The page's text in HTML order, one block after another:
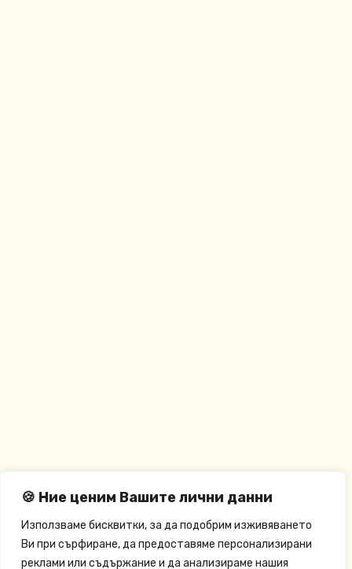
🍪 Ние ценим Вашите лични данни
Използваме бисквитки, за да подобрим изживяването
Ви при сърфиране, да предоставяме персонализирани
реклами или съдържание и да анализираме нашия